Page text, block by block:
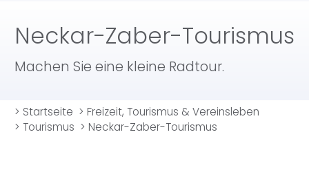
Neckar-Zaber-Tourismus
Machen Sie eine kleine Radtour.
> Startseite > Freizeit, Tourismus & Vereinsleben
> Tourismus > Neckar-Zaber-Tourismus